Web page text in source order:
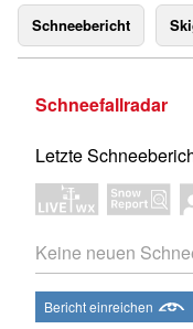
Schneebericht
Schneefallradar
Letzte
Keine neuen
Bericht einreichen